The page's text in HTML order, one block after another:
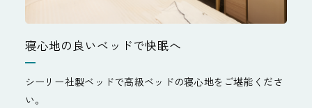
寝心地の良いベッドで快眠へ
シーリー社製ベッドで高級ベッドの寝心地をご堪能くださ
い。